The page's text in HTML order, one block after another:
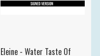
Eleine - Water Taste Of